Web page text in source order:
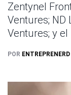
Zentynel
Ventures; ND
Ventures; y
POR ENTREPRENERD